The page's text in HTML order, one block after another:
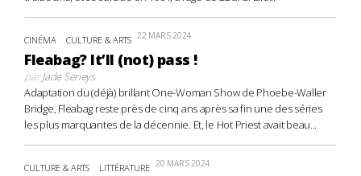
CINÉMA CULTURE & ARTS 22 MARS 2024
Fleabag? It’ll (not) pass !
parJade Serieys
Adaptation du (déjà) brillant One-Woman Show de Phoebe-Waller
Bridge, Fleabag reste près de cinq ans après sa fin une des séries
les plus marquantes de la décennie. Et, le Hot Priest avait beau...
CULTURE & ARTS LITTÉRATURE 20 MARS 2024